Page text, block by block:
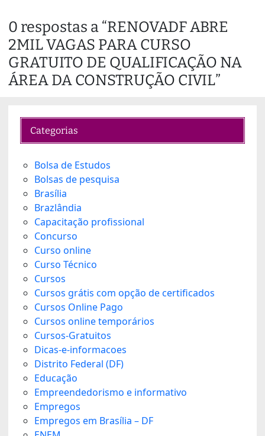
d
i
n
g
…
0 respostas a “RENOVADF ABRE
2MIL VAGAS PARA CURSO
GRATUITO DE QUALIFICAÇÃO NA
ÁREA DA CONSTRUÇÃO CIVIL”
Categorias
Bolsa de Estudos
Bolsas de pesquisa
Brasília
Brazlândia
Capacitação profissional
Concurso
Curso online
Curso Técnico
Cursos
Cursos grátis com opção de certificados
Cursos Online Pago
Cursos online temporários
Cursos-Gratuitos
Dicas-e-informacoes
Distrito Federal (DF)
Educação
Empreendedorismo e informativo
Empregos
Empregos em Brasília – DF